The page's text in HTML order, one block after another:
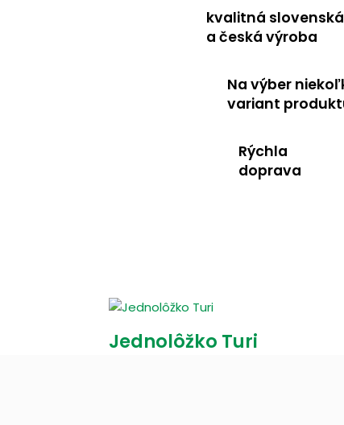
kvalitná slovenská
a česká výroba
Na výber
variant
Rýchla
doprava
Jednolôžko Turi